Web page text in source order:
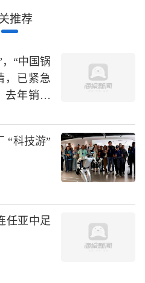
推荐
“中国锅
，已紧急
去年销售
“科技游”
任亚中足